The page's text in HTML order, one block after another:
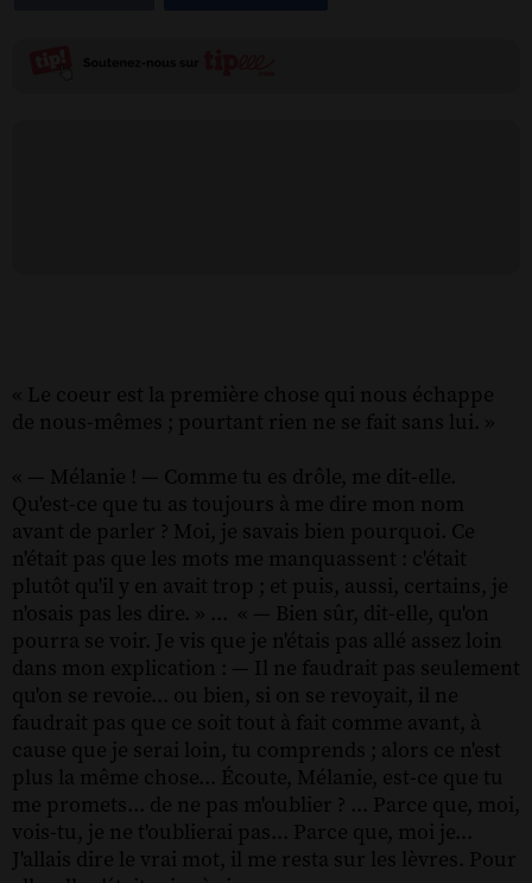
« Le coeur est la première chose qui nous échappe
de nous-mêmes ; pourtant rien ne se fait sans lui. »
« — Mélanie ! — Comme tu es drôle, me dit-elle.
Qu'est-ce que tu as toujours à me dire mon nom
avant de parler ? Moi, je savais bien pourquoi. Ce
n'était pas que les mots me manquassent : c'était
plutôt qu'il y en avait trop ; et puis, aussi, certains, je
n'osais pas les dire. » ... « — Bien sûr, dit-elle, qu'on
pourra se voir. Je vis que je n'étais pas allé assez loin
dans mon explication : — Il ne faudrait pas seulement
qu'on se revoie... ou bien, si on se revoyait, il ne
faudrait pas que ce soit tout à fait comme avant, à
cause que je serai loin, tu comprends ; alors ce n'est
plus la même chose... Écoute, Mélanie, est-ce que tu
me promets... de ne pas m'oublier ? ... Parce que, moi,
vois-tu, je ne t'oublierai pas... Parce que, moi je...
J'allais dire le vrai mot, il me resta sur les lèvres. Pour